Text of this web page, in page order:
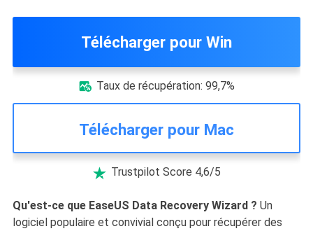
Télécharger pour Win
 Taux de récupération: 99,7%
Télécharger pour Mac
 Trustpilot Score 4,6/5
Qu'est-ce que EaseUS Data Recovery Wizard ? Un
logiciel populaire et convivial conçu pour récupérer des